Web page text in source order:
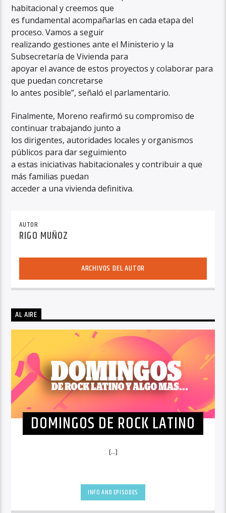
habitacional y creemos que
es fundamental acompañarlas en cada etapa del
proceso. Vamos a seguir
realizando gestiones ante el Ministerio y la
Subsecretaría de Vivienda para
apoyar el avance de estos proyectos y colaborar para
que puedan concretarse
lo antes posible”, señaló el parlamentario.
Finalmente, Moreno reafirmó su compromiso de
continuar trabajando junto a
los dirigentes, autoridades locales y organismos
públicos para dar seguimiento
a estas iniciativas habitacionales y contribuir a que
más familias puedan
acceder a una vivienda definitiva.
AUTOR
RIGO MUÑOZ
ARCHIVOS DEL AUTOR
AL AIRE
DOMINGOS DE ROCK LATINO
[...]
INFO AND EPISODES